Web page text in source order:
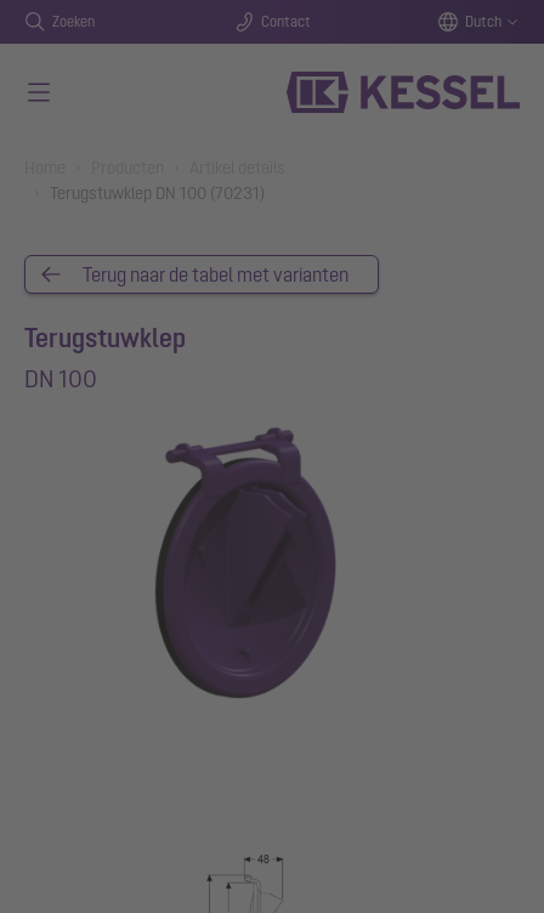
Zoeken Contact Dutch
Terugstuwklep DN 100 (70231)
Terug naar de tabel met varianten
Terugstuwklep
DN 100